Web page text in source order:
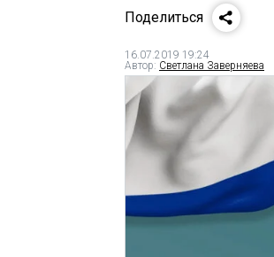
Поделиться
16.07.2019 19:24
Автор: Светлана Заверняева